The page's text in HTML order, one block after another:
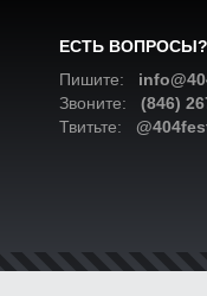
ЕСТЬ ВОПРОСЫ?
Пишите:
Звоните: (846)
Твитьте: